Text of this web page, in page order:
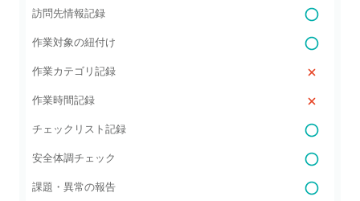
訪問先情報記録
作業対象の紐付け
作業カテゴリ記録
作業時間記録
チェックリスト記録
安全体調チェック
課題・異常の報告